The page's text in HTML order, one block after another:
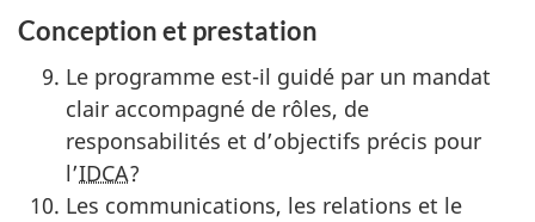
Conception et prestation
Le programme est-il guidé par un mandat
clair accompagné de rôles, de
responsabilités et d’objectifs précis pour
l’IDCA?
Les communications, les relations et le